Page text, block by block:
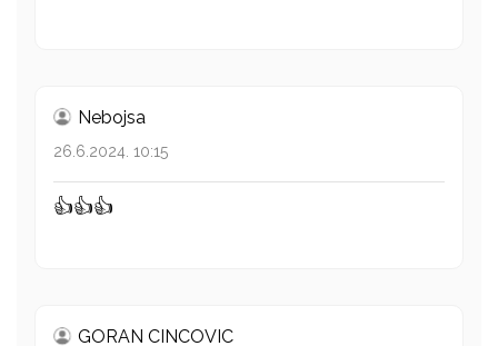
Nebojsa
26.6.2024. 10:15
👍👍👍
GORAN CINCOVIC